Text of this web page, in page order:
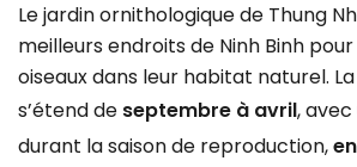
Le jardin ornithologique de Thung
meilleurs endroits de Ninh Binh
oiseaux dans leur habitat naturel.
s’étend de septembre à avril,
durant la saison de reproduction,